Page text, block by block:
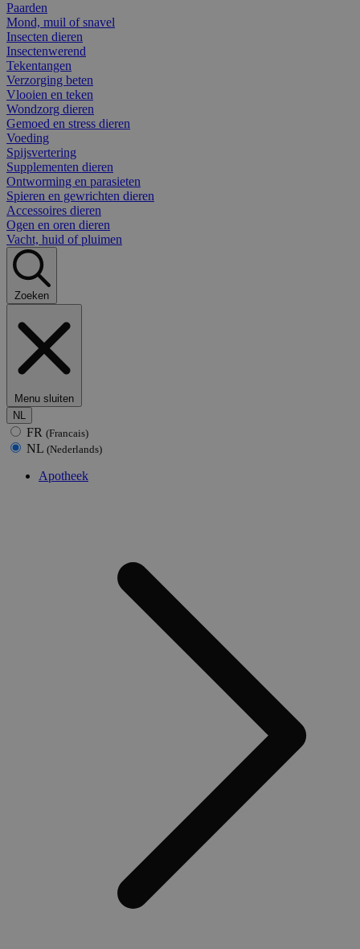
Paarden
Mond, muil of snavel
Insecten dieren
Insectenwerend
Tekentangen
Verzorging beten
Vlooien en teken
Wondzorg dieren
Gemoed en stress dieren
Voeding
Spijsvertering
Supplementen dieren
Ontworming en parasieten
Spieren en gewrichten dieren
Accessoires dieren
Ogen en oren dieren
Vacht, huid of pluimen
Zoeken
Menu sluiten
NL
FR (Francais)
NL (Nederlands)
Apotheek